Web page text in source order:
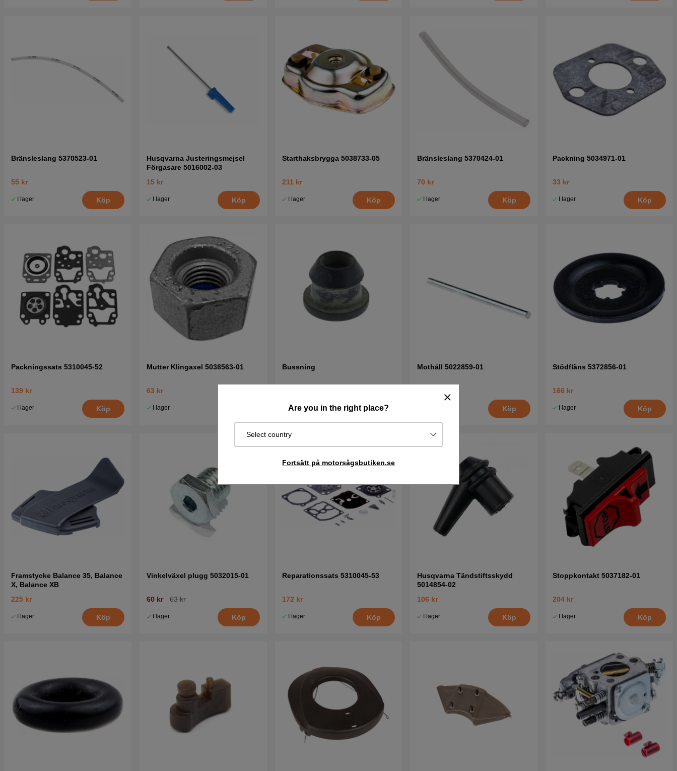
Are you in the right place?
Select country
Fortsätt på motorsågsbutiken.se
Bränsleslang 5370523-01
55 kr
I lager Köp
Husqvarna Justeringsmejsel
Förgasare 5016002-03
15 kr
I lager Köp
Starthaksbrygga 5038733-05
211 kr
I lager Köp
Bränsleslang 5370424-01
70 kr
I lager Köp
Packning 5034971-01
33 kr
I lager Köp
Packningssats 5310045-52
139 kr
I lager Köp
Mutter Klingaxel 5038563-01
63 kr
I lager
Bussning
I lager Köp
Mothåll 5022859-01
Köp
Stödfläns 5372856-01
166 kr
I lager Köp
Framstycke Balance 35, Balance
X, Balance XB
225 kr
I lager Köp
Vinkelväxel plugg 5032015-01
60 kr 63 kr
I lager Köp
Reparationssats 5310045-53
172 kr
I lager Köp
Husqvarna Tändstiftsskydd
5014854-02
106 kr
I lager Köp
Stoppkontakt 5037182-01
204 kr
I lager Köp